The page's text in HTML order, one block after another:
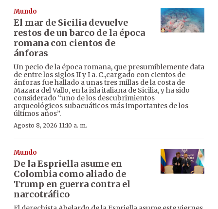
Mundo
El mar de Sicilia devuelve
restos de un barco de la época
romana con cientos de
ánforas
Un pecio de la época romana, que presumiblemente data
de entre los siglos II y I a. C.,cargado con cientos de
ánforas fue hallado a unas tres millas de la costa de
Mazara del Vallo, en la isla italiana de Sicilia, y ha sido
considerado “uno de los descubrimientos
arqueológicos subacuáticos más importantes de los
últimos años”.
Agosto 8, 2026 11:10 a. m.
Mundo
De la Espriella asume en
Colombia como aliado de
Trump en guerra contra el
narcotráfico